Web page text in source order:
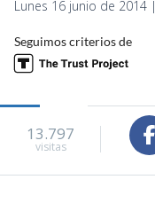
Lunes 16 junio de 2014
Seguimos criterios de
13.797
visitas